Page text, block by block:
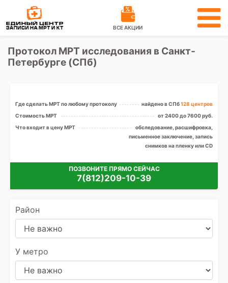
ВСЕ АКЦИИ
Протокол МРТ исследования в Санкт-
Петербурге (СПб)
Где сделать МРТ по любому протоколу найдено в СПб128 центров
Стоимость МРТ
от 2400 до 7600 руб.
Что входит в цену МРТ
обследование, расшифровка,
письменное заключение, запись
снимков на пленку или CD
ПОЗВОНИТЕ ПРЯМО СЕЙЧАС
7(812)209-10-39
Район
У метро